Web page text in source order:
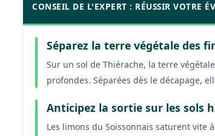
CONSEIL DE L'EXPERT : RÉUSSIR VOTRE
Séparez la terre végétale des
Sur un sol de Thiérache, la terre
profondes. Séparées dès le décapage,
Anticipez la sortie sur les sols
Les limons du Soissonnais saturent vite